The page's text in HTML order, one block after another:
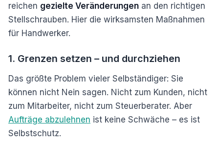
reichen gezielte Veränderungen an den richtigen
Stellschrauben. Hier die wirksamsten Maßnahmen
für Handwerker.
1. Grenzen setzen – und durchziehen
Das größte Problem vieler Selbständiger: Sie
können nicht Nein sagen. Nicht zum Kunden, nicht
zum Mitarbeiter, nicht zum Steuerberater. Aber
Aufträge abzulehnen ist keine Schwäche – es ist
Selbstschutz.